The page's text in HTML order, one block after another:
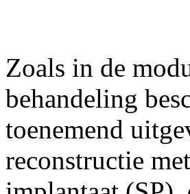
Zoals in de
behandeling
toenemend
reconstructie